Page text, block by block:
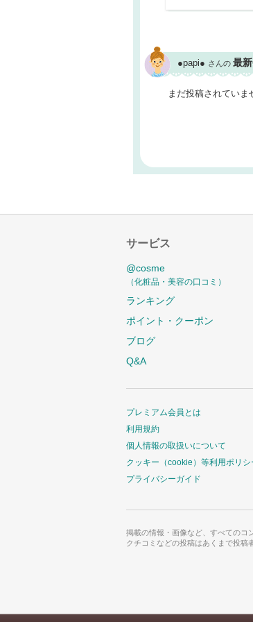
●papi● さんの 最
まだ投稿されていま
サービス
@cosme
（化粧品・美容の口コミ）
ランキング
ポイント・クーポン
ブログ
Q&A
プレミアム会員とは
利用規約
個人情報の取扱いについて
クッキー（cookie）等利用ポリシ
プライバシーガイド
掲載の情報・画像など、すべてのコ
クチコミなどの投稿はあくまで投稿